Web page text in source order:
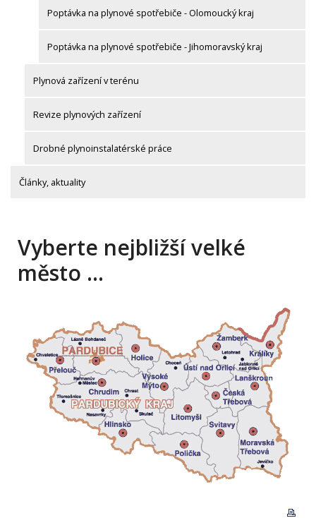
Poptávka na plynové spotřebiče - Olomoucký kraj
Poptávka na plynové spotřebiče - Jihomoravský kraj
Plynová zařízení v terénu
Revize plynových zařízení
Drobné plynoinstalatérské práce
Články, aktuality
Vyberte nejbližší velké
město …